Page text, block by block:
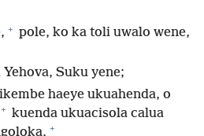
+ pole, ko ka toli uwalo wene,
Suku yene;
haeye ukuahenda, o
+ kuenda ukuacisola calua
+